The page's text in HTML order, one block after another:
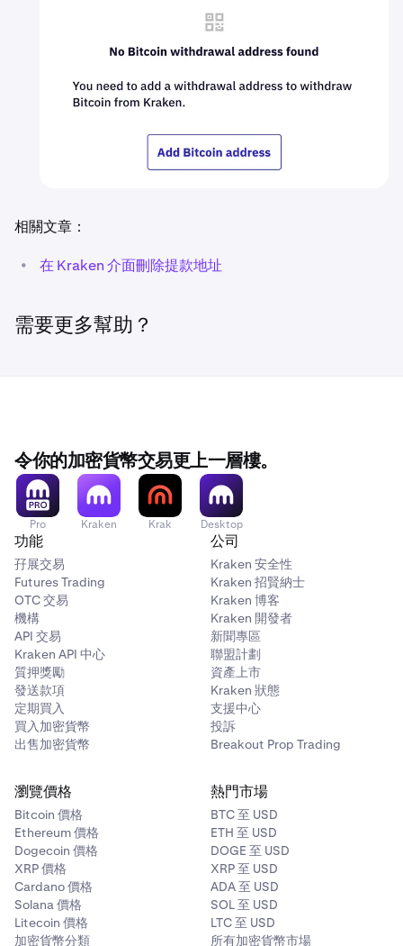
相關文章：
• 在 Kraken 介面刪除提款地址
需要更多幫助？
令你的加密貨幣交易更上一層樓。
Pro Kraken Krak Desktop
功能
孖展交易
Futures Trading
OTC 交易
機構
API 交易
Kraken API 中心
質押獎勵
發送款項
定期買入
買入加密貨幣
出售加密貨幣
公司
Kraken 安全性
Kraken 招賢納士
Kraken 博客
Kraken 開發者
新聞專區
聯盟計劃
資產上市
Kraken 狀態
支援中心
投訴
Breakout Prop Trading
瀏覽價格
Bitcoin 價格
Ethereum 價格
Dogecoin 價格
XRP 價格
Cardano 價格
Solana 價格
Litecoin 價格
加密貨幣分類
熱門市場
BTC 至 USD
ETH 至 USD
DOGE 至 USD
XRP 至 USD
ADA 至 USD
SOL 至 USD
LTC 至 USD
所有加密貨幣市場